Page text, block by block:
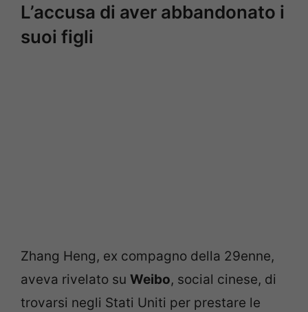
L’accusa di aver abbandonato i
suoi figli
Zhang Heng, ex compagno della 29enne,
aveva rivelato su Weibo, social cinese, di
trovarsi negli Stati Uniti per prestare le